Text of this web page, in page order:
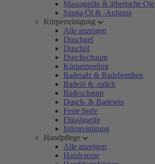
Massageöle & ätherische Öle
Sauna-Öl & -Aufguss
Körperreinigung
Alle anzeigen
Duschgel
Duschöl
Duschschaum
Körperpeeling
Badesalz & Badebomben
Badeöl & -milch
Badeschaum
Dusch- & Badesets
Feste Seife
Flüssigseife
Intimreinigung
Handpflege
Alle anzeigen
Handcreme